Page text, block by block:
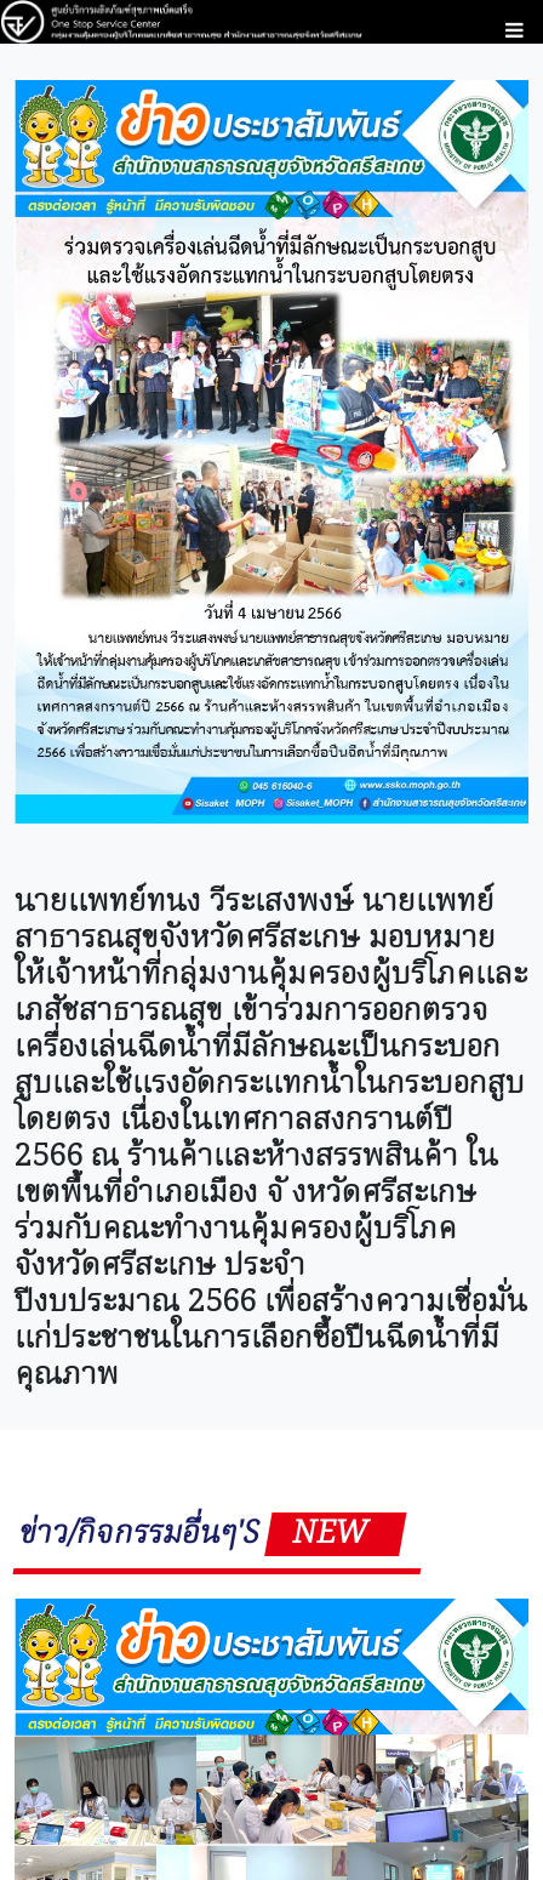
นายแพทย์ทนง วีระเสงพงษ์ นายแพทย์
สาธารณสุขจังหวัดศรีสะเกษ มอบหมาย
ให้เจ้าหน้าที่กลุ่มงานคุ้มครองผู้บริโภคและ
เภสัชสาธารณสุข เข้าร่วมการออกตรวจ
เครื่องเล่นฉีดน้ำที่มีลักษณะเป็นกระบอก
สูบและใช้แรงอัดกระแทกน้ำในกระบอกสูบ
โดยตรง เนื่องในเทศกาลสงกรานต์ปี
2566 ณ ร้านค้าและห้างสรรพสินค้า ใน
เขตพื้นที่อำเภอเมือง จั งหวัดศรีสะเกษ
ร่วมกับคณะทำงานคุ้มครองผู้บริโภค
จังหวัดศรีสะเกษ ประจำ
ปีงบประมาณ 2566 เพื่อสร้างความเชื่อมั่น
แก่ประชาชนในการเลือกซื้อปืนฉีดน้ำที่มี
คุณภาพ
ข่าว/กิจกรรมอื่นๆ'S NEW